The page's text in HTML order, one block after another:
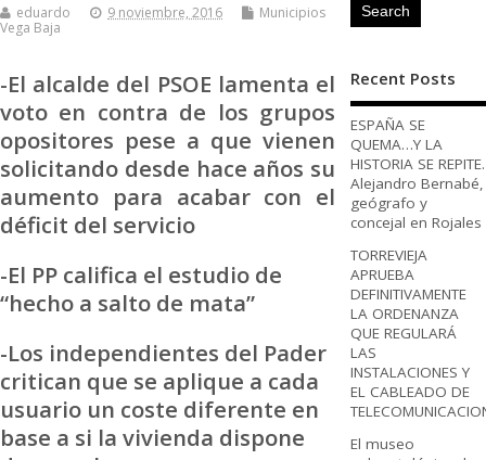
eduardo 9 noviembre, 2016
Municipios
Vega Baja
-El alcalde del PSOE lamenta el
voto en contra de los grupos
opositores pese a que vienen
solicitando desde hace años su
aumento para acabar con el
déficit del servicio
-El PP califica el estudio de
“hecho a salto de mata”
-Los independientes del Pader
critican que se aplique a cada
usuario un coste diferente en
base a si la vivienda dispone
Recent Posts
ESPAÑA SE
QUEMA…Y LA
HISTORIA SE REPITE.
Alejandro Bernabé,
geógrafo y
concejal en Rojales
TORREVIEJA
APRUEBA
DEFINITIVAMENTE
LA ORDENANZA
QUE REGULARÁ
LAS
INSTALACIONES Y
EL CABLEADO DE
El museo